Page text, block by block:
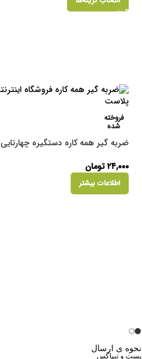
فروخته
شده
ضربه گیر همه کاره دستگیره چهارتایی
۲۴,۰۰۰تومان
اطلاعات بیشتر
نحوه ی ارسال
پست و تیپاکس